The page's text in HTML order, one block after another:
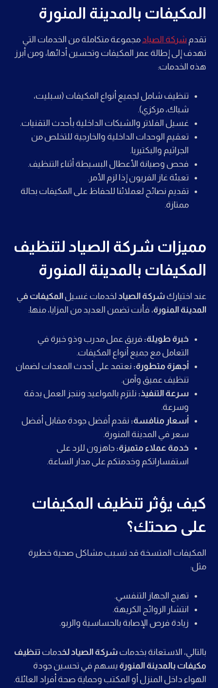
المكيفات بالمدينة المنورة
تقدم شركة الصياد مجموعة متكاملة من الخدمات التي
تهدف إلى إطالة عمر المكيفات وتحسين أدائها، ومن أبرز
هذه الخدمات:
تنظيف شامل لجميع أنواع المكيفات (سبليت،
شباك، مركزي).
غسيل الفلاتر والشبكات الداخلية بأحدث التقنيات.
تعقيم الوحدات الداخلية والخارجية للتخلص من
الجراثيم والبكتيريا.
فحص وصيانة الأعطال البسيطة أثناء التنظيف.
تعبئة غاز الفريون إذا لزم الأمر.
تقديم نصائح لعملائنا للحفاظ على المكيفات بحالة
ممتازة.
مميزات شركة الصياد لتنظيف
المكيفات بالمدينة المنورة
عند اختيارك شركة الصياد لخدمات غسيل المكيفات في
المدينة المنورة، فأنت تضمن العديد من المزايا، منها:
خبرة طويلة: فريق عمل مدرب وذو خبرة في
التعامل مع جميع أنواع المكيفات.
أجهزة متطورة: نعتمد على أحدث المعدات لضمان
تنظيف عميق وآمن.
سرعة التنفيذ: نلتزم بالمواعيد وننجز العمل بدقة
وسرعة.
أسعار منافسة: نقدم أفضل جودة مقابل أفضل
سعر في المدينة المنورة.
خدمة عملاء متميزة: جاهزون للرد على
استفساراتكم وخدمتكم على مدار الساعة.
كيف يؤثر تنظيف المكيفات
على صحتك؟
المكيفات المتسخة قد تسبب مشاكل صحية خطيرة
مثل:
تهيج الجهاز التنفسي.
انتشار الروائح الكريهة.
زيادة فرص الإصابة بالحساسية والربو.
بالتالي، الاستعانة بخدمات شركة الصياد لخدمات تنظيف
مكيفات بالمدينة المنورة يسهم في تحسين جودة
الهواء داخل المنزل أو المكتب وحماية صحة أفراد العائلة.